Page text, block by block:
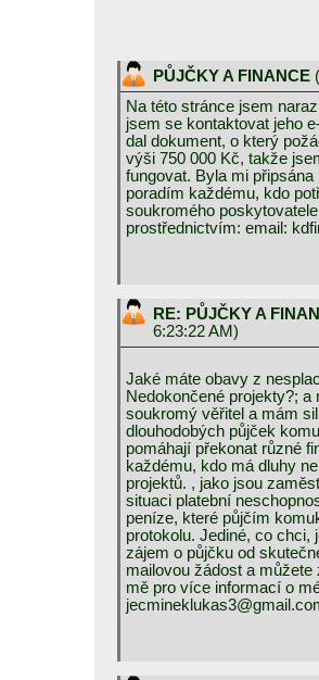
PŮJČKY A FINANCE (
Na této stránce jsem
jsem se kontaktovat jeho
dal dokument, o který
výši 750 000 Kč, takže
fungovat. Byla mi
poradím každému, kdo
soukromého
prostřednictvím: email:
RE: PŮJČKY A
6:23:22 AM)
Jaké máte obavy z
Nedokončené projekty?;
soukromý věřitel a mám
dlouhodobých půjček
pomáhají překonat různé
každému, kdo má dluhy
projektů. , jako jsou
situaci platební
peníze, které půjčím
protokolu. Jediné, co
zájem o půjčku od
mailovou žádost a
mě pro více informací o